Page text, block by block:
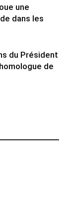
une
dans les
du Président
de